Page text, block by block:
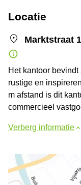
Locatie
Marktstraat
Het kantoor
rustige en
m afstand is dit
commercieel
Verberg informatie